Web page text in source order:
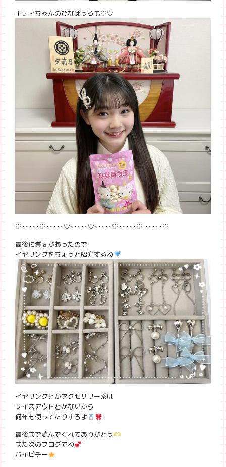
キティちゃんのひなぼうろも♡♡
♡･････♡･････♡･････♡･････♡･････♡ ･････♡
最後に質問があったので
イヤリングをちょっと紹介するね
イヤリングとかアクセサリー系は
サイズアウトとかないから
何年も使ってたりするよ
最後まで読んでくれてありがとう
また次のブログでね
バイピチー